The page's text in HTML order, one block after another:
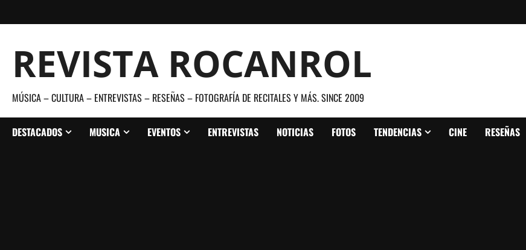
al
REVISTA ROCANROL
MÚSICA – CULTURA – ENTREVISTAS – RESEÑAS – FOTOGRAFÍA DE RECITALES Y MÁS. SINCE 2009
DESTACADOS MUSICA EVENTOS ENTREVISTAS NOTICIAS FOTOS TENDENCIAS CINE RESEÑAS